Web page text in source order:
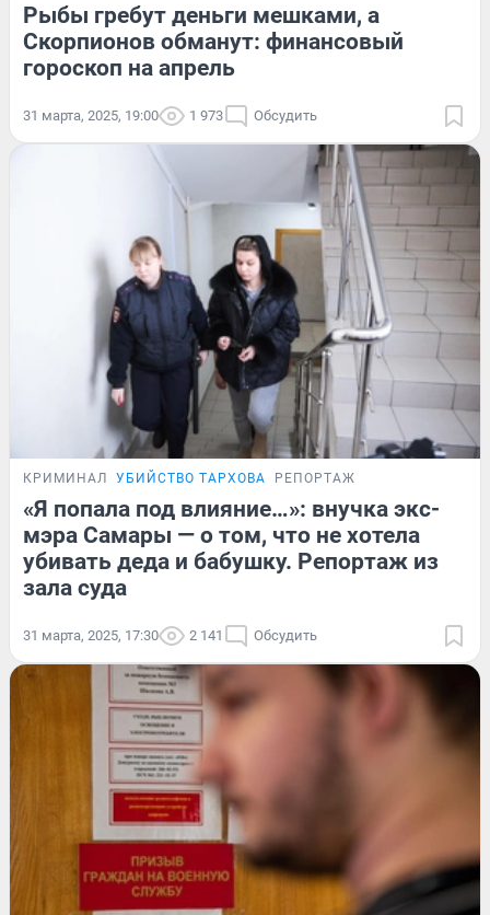
Рыбы гребут деньги мешками, а
Скорпионов обманут: финансовый
гороскоп на апрель
31 марта, 2025, 19:00 1 973 Обсудить
КРИМИНАЛ УБИЙСТВО ТАРХОВА РЕПОРТАЖ
«Я попала под влияние…»: внучка экс-
мэра Самары — о том, что не хотела
убивать деда и бабушку. Репортаж из
зала суда
31 марта, 2025, 17:30 2 141 Обсудить